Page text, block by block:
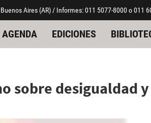
Aires (AR) / Informes: 011 5077-8000 o
AGENDA EDICIONES
sobre desigualdad